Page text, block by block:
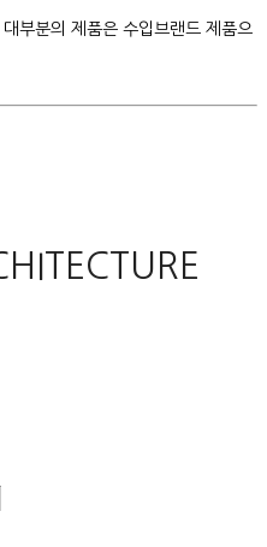
부분의 제품은 수입브랜드 제품으